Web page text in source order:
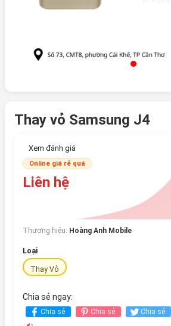
Thay vỏ Samsung J4
Xem đánh giá
Online giá rẻ quá
Liên hệ
Thương hiệu: Hoàng Anh Mobile
Loại
Thay Vỏ
Chia sẻ ngay:
Chia sẻ Chia sẻ Chia sẻ